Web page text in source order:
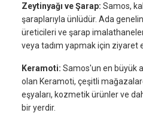
Zeytinyağı ve Şarap: Samos,
şaraplarıyla ünlüdür. Ada
üreticileri ve şarap
veya tadım yapmak için ziyaret
Keramoti: Samos'un en büyük
olan Keramoti, çeşitli
eşyaları, kozmetik ürünler ve
bir yerdir.